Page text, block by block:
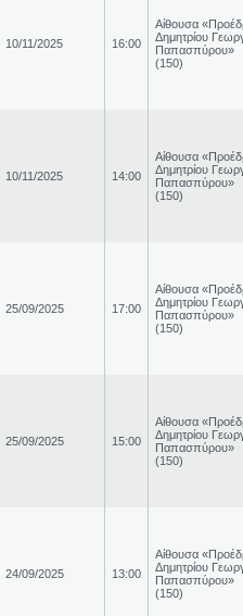
10/11/2025 16:00
Αίθουσα
Δημητρίου
Παπασπύρου»
(150)
10/11/2025 14:00
Αίθουσα
Δημητρίου
Παπασπύρου»
(150)
25/09/2025 17:00
Αίθουσα
Δημητρίου
Παπασπύρου»
(150)
25/09/2025 15:00
Αίθουσα
Δημητρίου
Παπασπύρου»
(150)
24/09/2025 13:00
Αίθουσα
Δημητρίου
Παπασπύρου»
(150)